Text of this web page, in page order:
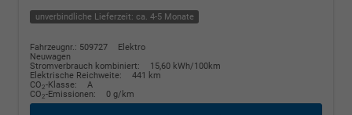
unverbindliche Lieferzeit: ca. 4-5 Monate
Fahrzeugnr.: 509727
Elektro
Neuwagen
Stromverbrauch kombiniert:
15,60 kWh/100km
Elektrische Reichweite:
441 km
CO2-Klasse:
A
CO2-Emissionen: 0 g/km